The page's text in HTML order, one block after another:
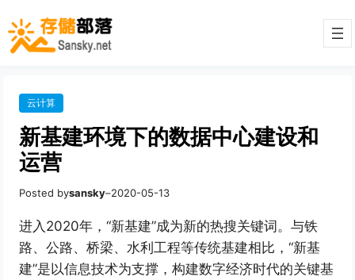
云计算
新基建环境下的数据中心建设和
运营
Posted bysansky–2020-05-13
进入2020年，“新基建”成为新的热搜关键词。与铁
路、公路、桥梁、水利工程等传统基建相比，“新基
建”是以信息技术为支撑，构建数字经济时代的关键基